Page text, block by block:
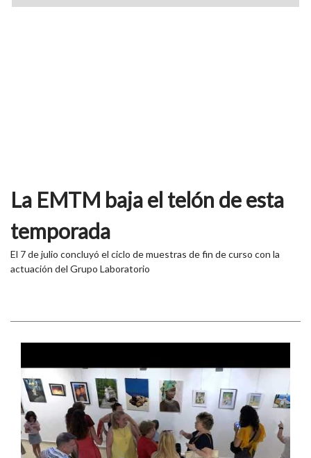
La EMTM baja el telón de esta
temporada
El 7 de julio concluyó el ciclo de muestras de fin de curso con la
actuación del Grupo Laboratorio